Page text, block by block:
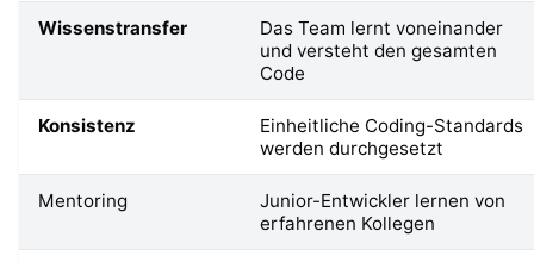
Wissenstransfer
Das Team lernt voneinander
und versteht den gesamten
Code
Konsistenz
Einheitliche Coding-Standards
werden durchgesetzt
Mentoring
Junior-Entwickler lernen von
erfahrenen Kollegen